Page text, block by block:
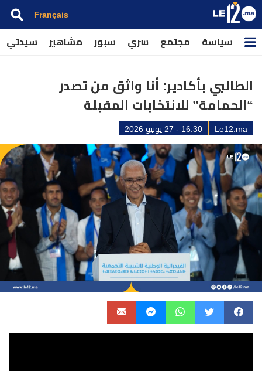
Français
سياسة مجتمع سري سبور مشاهير سيدتي
الطالبي بأكادير: أنا واثق من تصدر
“الحمامة” للانتخابات المقبلة
Le12.ma 16:30 - 27 يونيو 2026